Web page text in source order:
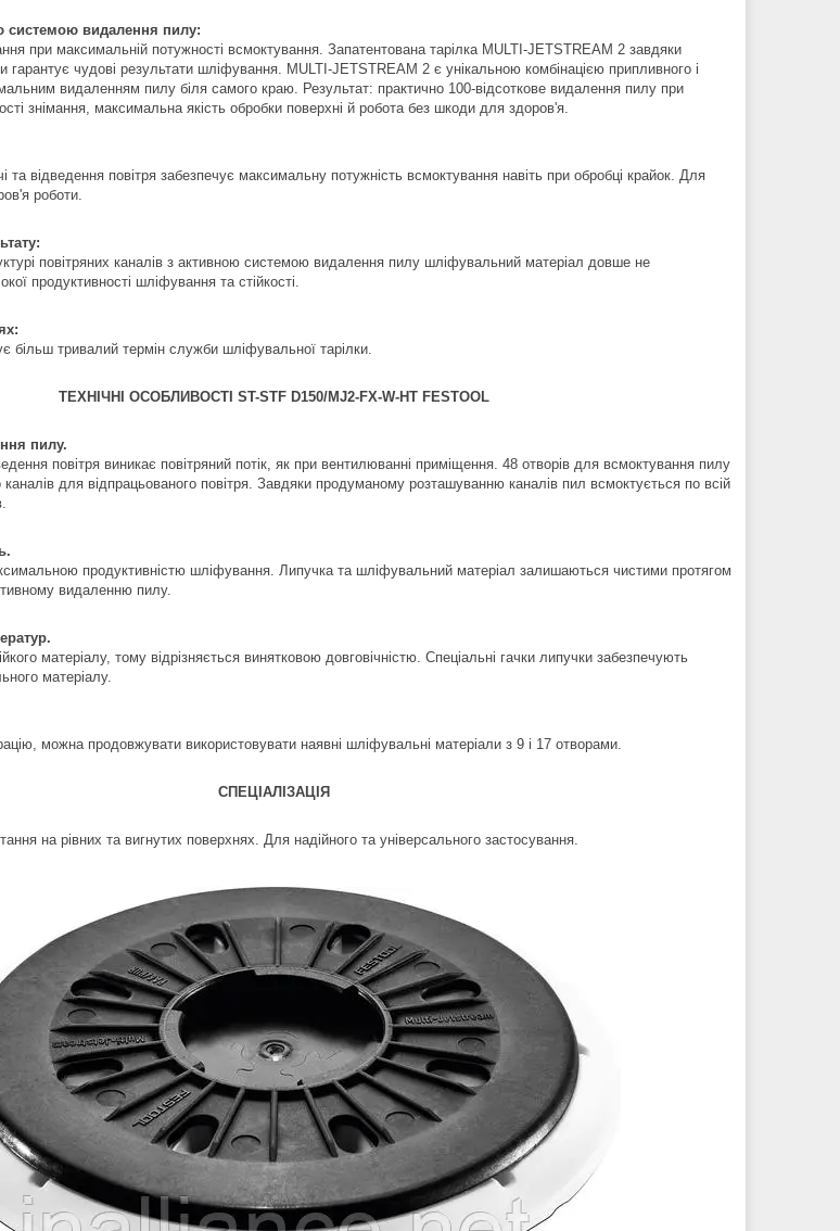
системою видалення пилу:
при максимальній потужності всмоктування. Запатентована тарілка MULTI-JETSTREAM 2 завдяки
гарантує чудові результати шліфування. MULTI-JETSTREAM 2 є унікальною комбінацією припливного і
видаленням пилу біля самого краю. Результат: практично 100-відсоткове видалення пилу при
знімання, максимальна якість обробки поверхні й робота без шкоди для здоров'я.
та відведення повітря забезпечує максимальну потужність всмоктування навіть при обробці крайок. Для
роботи.
повітряних каналів з активною системою видалення пилу шліфувальний матеріал довше не
продуктивності шліфування та стійкості.
більш тривалий термін служби шліфувальної тарілки.
ТЕХНІЧНІ ОСОБЛИВОСТІ ST-STF D150/MJ2-FX-W-HT FESTOOL
пилу.
повітря виникає повітряний потік, як при вентилюванні приміщення. 48 отворів для всмоктування пилу
для відпрацьованого повітря. Завдяки продуманому розташуванню каналів пил всмоктується по всій
продуктивністю шліфування. Липучка та шліфувальний матеріал залишаються чистими протягом
видаленню пилу.
матеріалу, тому відрізняється винятковою довговічністю. Спеціальні гачки липучки забезпечують
матеріалу.
можна продовжувати використовувати наявні шліфувальні матеріали з 9 і 17 отворами.
СПЕЦІАЛІЗАЦІЯ
на рівних та вигнутих поверхнях. Для надійного та універсального застосування.